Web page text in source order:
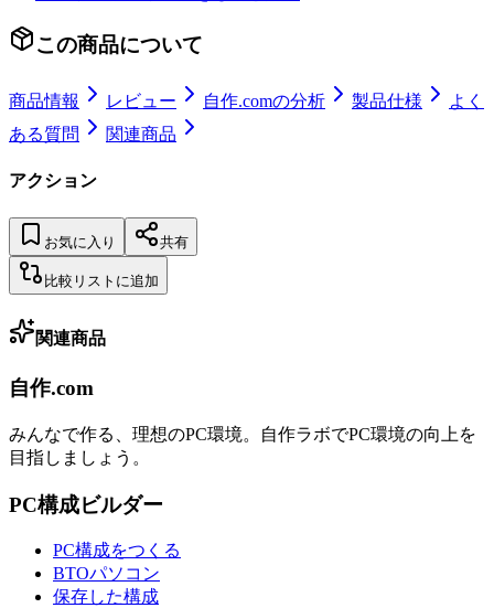
この商品について
商品情報 レビュー 自作.comの分析 製品仕様
よく
ある質問
関連商品
アクション
お気に入り 共有
比較リストに追加
関連商品
自作.com
みんなで作る、理想のPC環境。 自作ラボでPC環境の向上を
目指しましょう。
PC構成ビルダー
PC構成をつくる
BTOパソコン
保存した構成